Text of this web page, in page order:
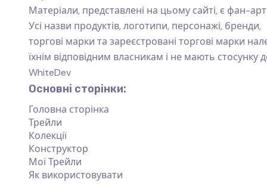
Матеріали, представлені на цьому сайті, є фан-
Усі назви продуктів, логотипи, персонажі, бренди,
торгові марки та зареєстровані торгові марки
їхнім відповідним власникам і не мають стосунку
WhiteDev
Основні сторінки:
Головна сторінка
Трейли
Колекції
Конструктор
Мої Трейли
Як використовувати